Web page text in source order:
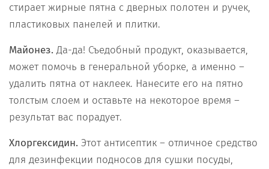
стирает жирные пятна с дверных полотен и ручек,
пластиковых панелей и плитки.
Майонез. Да-да! Съедобный продукт, оказывается,
может помочь в генеральной уборке, а именно –
удалить пятна от наклеек. Нанесите его на пятно
толстым слоем и оставьте на некоторое время –
результат вас порадует.
Хлоргексидин. Этот антисептик – отличное средство
для дезинфекции подносов для сушки посуды,